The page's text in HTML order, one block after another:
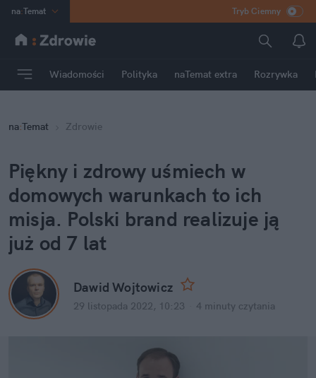
na:Temat
INN Poland
mama
Rozrywka
Tryb Ciemny
Wiadomości Polityka naTemat extra Rozrywka
na:Temat Zdrowie
Piękny i zdrowy uśmiech w
domowych warunkach to ich
misja. Polski brand realizuje ją
już od 7 lat
Dawid Wojtowicz
29 listopada 2022, 10:23 4 minuty czytania